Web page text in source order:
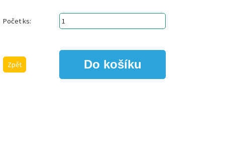
Počet ks:
Zpět